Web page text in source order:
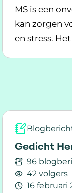
bij MS
MS is een
kan zorgen
en stress.
Lees meer
Gedicht
96
42 volgers
16 februari